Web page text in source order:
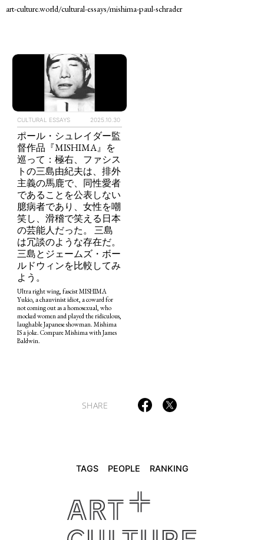
TAGS PEOPLE
ART WORLD CULTURAL ESSAYS
art-culture.world/cultural-essays/mishima-paul-schrader
CULTURAL ESSAYS 2025.10.30
ポール・シュレイダー監
督作品『MISHIMA』を
巡って：極右、ファシス
トの三島由紀夫は、排外
主義の馬鹿で、同性愛者
であることを公表しない
臆病者であり、女性を嘲
笑し、滑稽で笑える日本
の芸能人だった。 三島
は冗談のような存在だ。
三島とジェームズ・ボー
ルドウィンを比較してみ
よう。
Ultra right wing, fascist MISHIMA
Yukio, a chauvinist idiot, a coward for
not coming out as a homosexual, who
mocked women and played the ridiculous,
laughable Japanese showman. Mishima
IS a joke. Compare Mishima with James
Baldwin.
SHARE
TAGS PEOPLE RANKING